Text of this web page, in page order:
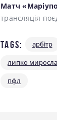
Матч
трансляція
Tags: арбітр
липко
пфл